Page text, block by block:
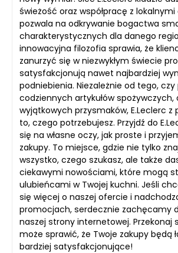
świeżość oraz współpracę z
pozwala na odkrywanie bogactwa
charakterystycznych dla danego
innowacyjna filozofia sprawia, że
zanurzyć się w niezwykłym świecie
satysfakcjonują nawet najbardziej
podniebienia. Niezależnie od tego, czy
codziennych artykułów spożywczych,
wyjątkowych przysmaków, E.Leclerc z
to, czego potrzebujesz. Przyjdź do
się na własne oczy, jak proste i
zakupy. To miejsce, gdzie nie tylko
wszystko, czego szukasz, ale także
ciekawymi nowościami, które mogą
ulubieńcami w Twojej kuchni. Jeśli
się więcej o naszej ofercie i
promocjach, serdecznie zachęcamy
naszej strony internetowej. Przekonaj
może sprawić, że Twoje zakupy będą
bardziej satysfakcjonujące!